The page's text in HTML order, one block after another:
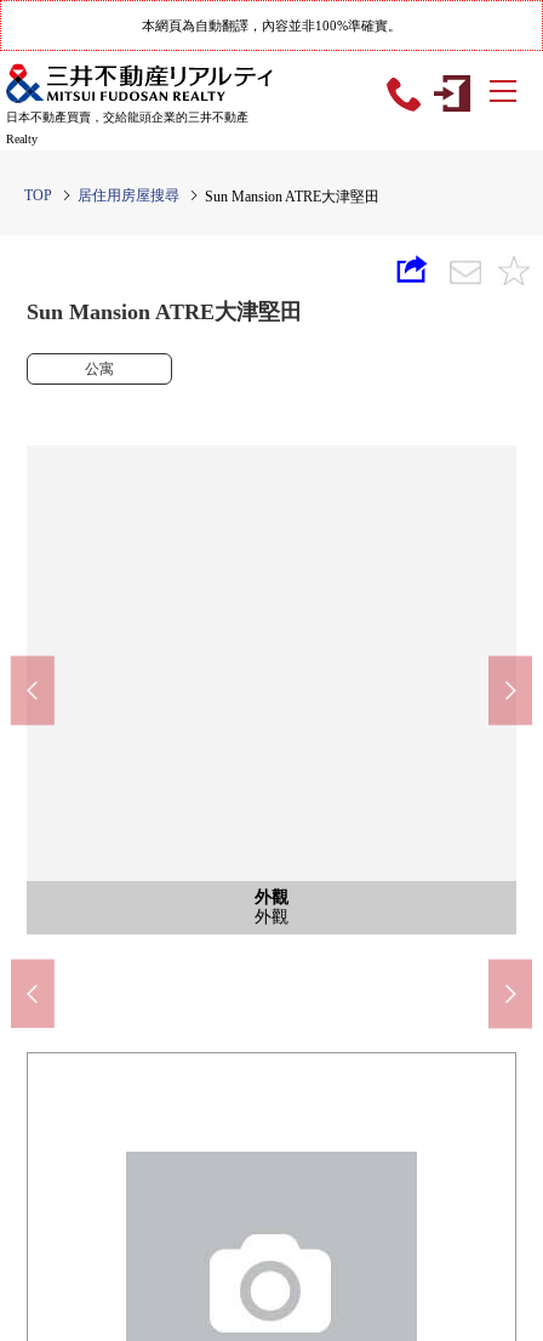
本網頁為自動翻譯，內容並非100%準確實。
日本不動產買賣，交給龍頭企業的三井不動產
Realty
TOP 居住用房屋搜尋 Sun Mansion ATRE大津堅田
Sun Mansion ATRE大津堅田
公寓
外觀
外觀
外觀
外觀
外觀
外觀
停車場
停車場
停車場
停車場
其他當地
腳踏車停放處
共有部分
垃圾堆放處
入口
入口